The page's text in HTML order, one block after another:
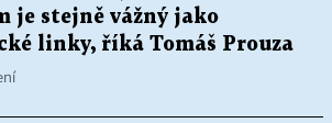
je stejně vážný jako
linky, říká Tomáš Prouza